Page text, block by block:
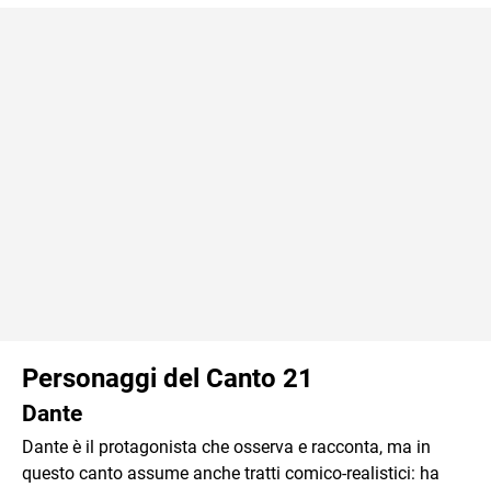
Personaggi del Canto 21
Dante
Dante è il protagonista che osserva e racconta, ma in
questo canto assume anche tratti comico-realistici: ha